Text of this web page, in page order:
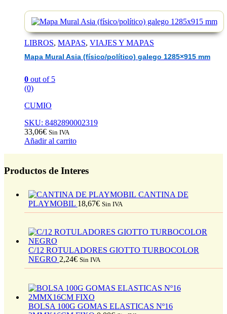
LIBROS, MAPAS, VIAJES Y MAPAS
Mapa Mural Asia (físico/político) galego 1285×915 mm
0 out of 5
(0)
CUMIO
SKU: 8482890002319
33,06€ Sin IVA
Añadir al carrito
Productos de Interes
CANTINA DE
PLAYMOBIL 18,67€ Sin IVA
C/12 ROTULADORES GIOTTO TURBOCOLOR
NEGRO 2,24€ Sin IVA
BOLSA 100G GOMAS ELASTICAS Nº16